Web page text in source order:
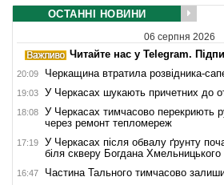
ОСТАННІ НОВИНИ
06 серпня 2026
Читайте нас у Telegram.
20:09 Черкащина втратила розвідника-
19:03 У Черкасах шукають причетних до
18:08
У Черкасах тимчасово перекриють
через ремонт тепломереж
17:19
У Черкасах після обвалу ґрунту
біля скверу Богдана Хмельницького
16:47 Частина Тального тимчасово